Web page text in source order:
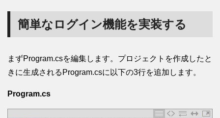
簡単なログイン機能を実装する
まずProgram.csを編集します。プロジェクトを作成したと
きに生成されるProgram.csに以下の3行を追加します。
Program.cs